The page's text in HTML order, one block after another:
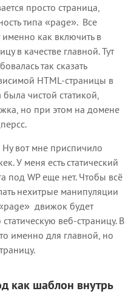
просто страница,
типа «page». Все
как включить в
в качестве главной. Тут
так сказать
HTML-страницы в
чистой статикой,
но при этом на домене
вот мне приспичило
У меня есть статический
под WP еще нет. Чтобы всё
нехитрые манипуляции
«page» движок будет
веб-страницу. В
именно для главной, но
как шаблон внутрь